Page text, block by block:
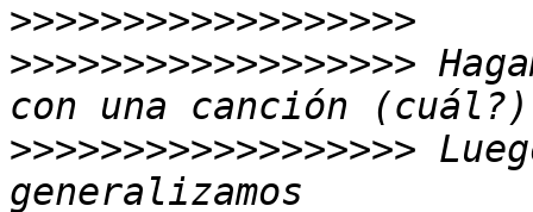
>>>>>>>>>>>>>>>>>>
>>>>>>>>>>>>>>>>>>
>>>>>>>>>>>>>>>>>>